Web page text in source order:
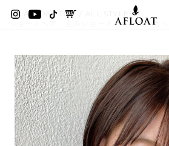
AFLOAT TOP
ALL STYLES
ショートヘア 丸みショート レイヤーカ